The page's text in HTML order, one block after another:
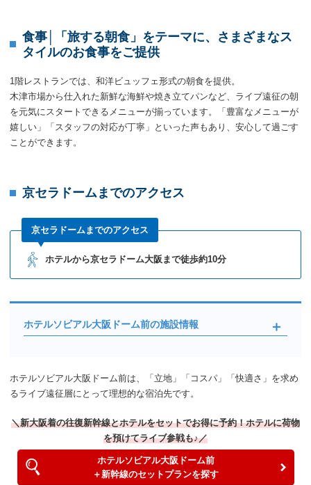
食事│「旅する朝食」をテーマに、さまざまなス
タイルのお食事をご提供
1階レストランでは、和洋ビュッフェ形式の朝食を提供。
木津市場から仕入れた新鮮な海鮮や焼き立てパンなど、ライブ遠征の朝
を元気にスタートできるメニューが揃っています。「豊富なメニューが
嬉しい」「スタッフの対応が丁寧」といった声もあり、安心して過ごす
ことができます。
京セラドームまでのアクセス
京セラドームまでのアクセス
ホテルから京セラドーム大阪まで徒歩約10分
ホテルソビアル大阪ドーム前の施設情報
ホテルソビアル大阪ドーム前は、「立地」「コスパ」「快適さ」を求め
るライブ遠征層にとって理想的な宿泊先です。
＼新大阪着の往復新幹線とホテルをセットでお得に予約！ホテルに荷物
を預けてライブ参戦も♪／
ホテルソビアル大阪ドーム前
＋新幹線のセットプランを探す